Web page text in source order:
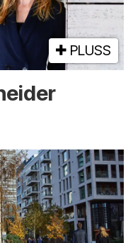
PLUSS